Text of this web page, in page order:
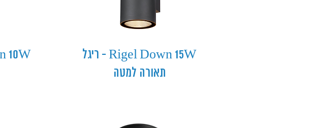
Rigel Down 15W - ריגל
תאורה למטה